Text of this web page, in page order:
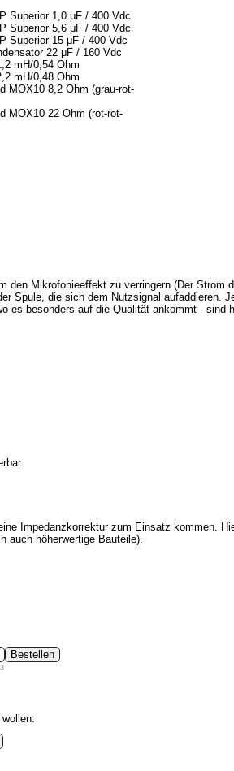
Superior 1,0 μF / 400 Vdc
Superior 5,6 μF / 400 Vdc
Superior 15 μF / 400 Vdc
22 μF / 160 Vdc
mH/0,54 Ohm
mH/0,48 Ohm
MOX10 8,2 Ohm (grau-rot-
MOX10 22 Ohm (rot-rot-
Mikrofonieeffekt zu verringern (Der Strom
Spule, die sich dem Nutzsignal aufaddieren.
es besonders auf die Qualität ankommt - sind
Impedanzkorrektur zum Einsatz kommen.
auch höherwertige Bauteile).